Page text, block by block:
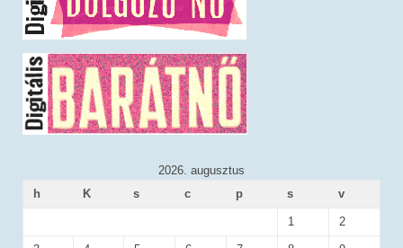
2026. augusztus
h
K s c p s v
1 2